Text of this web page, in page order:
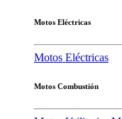
Motos Eléctricas
Motos Eléctricas
Motos Combustión